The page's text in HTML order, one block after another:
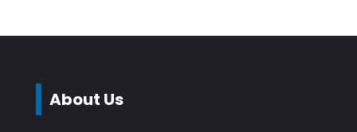
About Us